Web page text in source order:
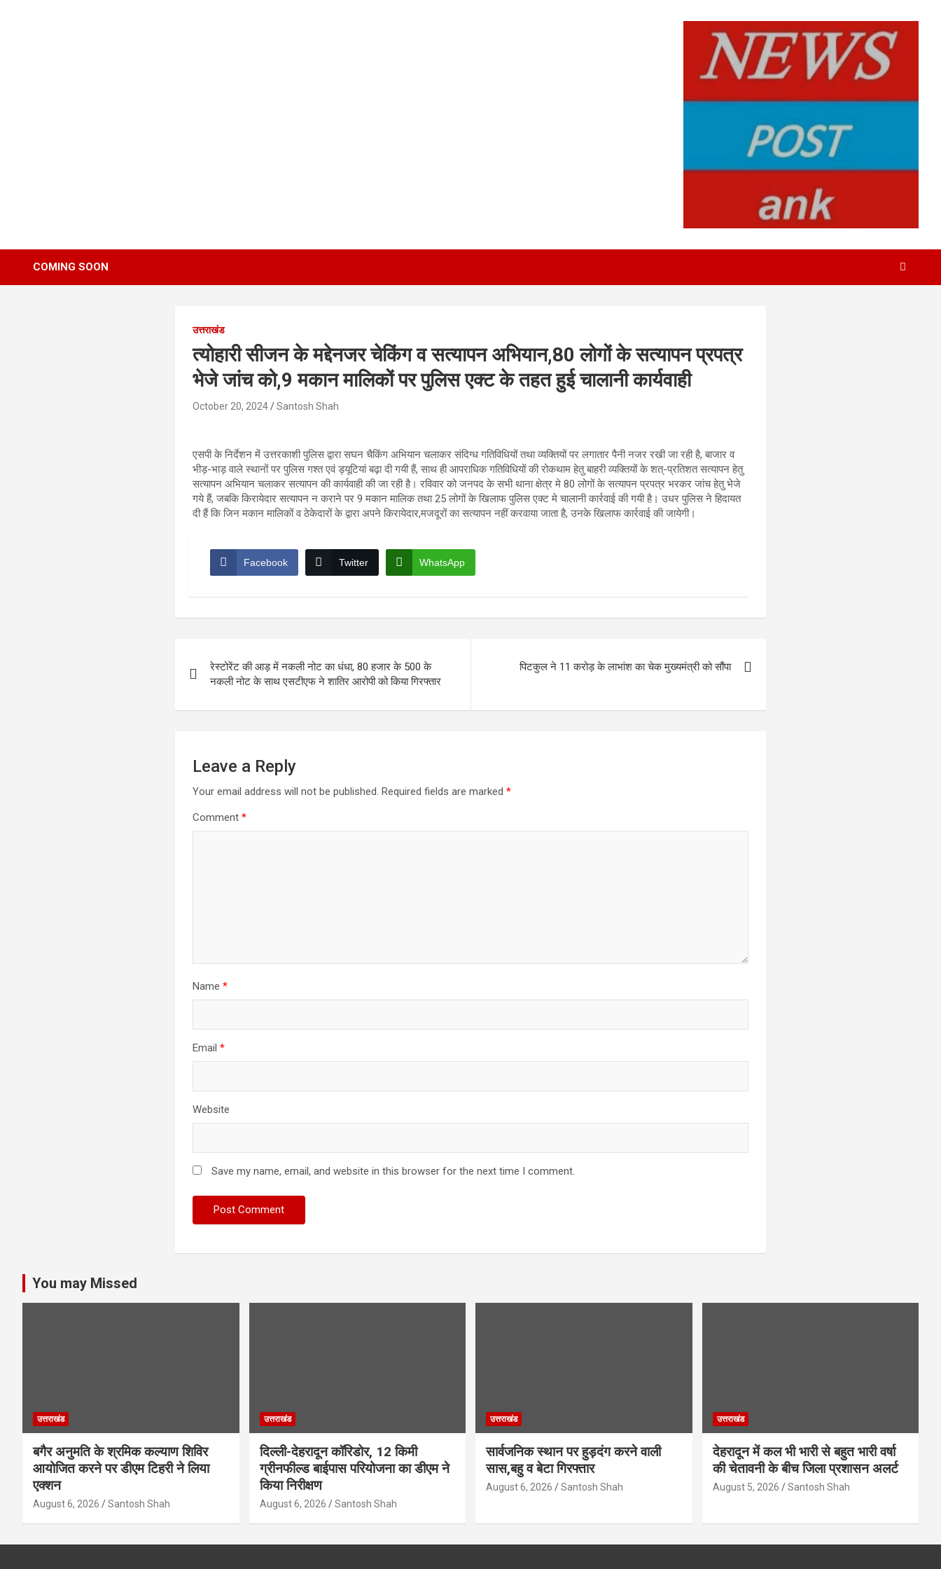
COMING SOON
उत्तराखंड
त्योहारी सीजन के मद्देनजर चेकिंग व सत्यापन अभियान,80 लोगों के सत्यापन प्रपत्र
भेजे जांच को,9 मकान मालिकों पर पुलिस एक्ट के तहत हुई चालानी कार्यवाही
October 20, 2024 Santosh Shah
एसपी के निर्देशन में उत्तरकाशी पुलिस द्वारा सघन चैकिंग अभियान चलाकर संदिग्ध गतिविधियों तथा व्यक्तियों पर लगातार पैनी नजर रखी जा रही है, बाजार व
भीड़-भाड़ वाले स्थानों पर पुलिस गश्त एवं ड्यूटियां बढ़ा दी गयी हैं, साथ ही आपराधिक गतिविधियों की रोकथाम हेतु बाहरी व्यक्तियों के शत्-प्रतिशत सत्यापन हेतु
सत्यापन अभियान चलाकर सत्यापन की कार्यवाही की जा रही है। रविवार को जनपद के सभी थाना क्षेत्र मे 80 लोगों के सत्यापन प्रपत्र भरकर जांच हेतु भेजे
गये हैं, जबकि किरायेदार सत्यापन न कराने पर 9 मकान मालिक तथा 25 लोगों के खिलाफ पुलिस एक्ट मे चालानी कार्रवाई की गयी है। उधर पुलिस ने हिदायत
दी हैं कि जिन मकान मालिकों व ठेकेदारों के द्वारा अपने किरायेदार,मजदूरों का सत्यापन नहीं करवाया जाता है, उनके खिलाफ कार्रवाई की जायेगी।
Facebook Twitter WhatsApp
navigation
रेस्टोरेंट की आड़ में नकली नोट का धंधा, 80 हजार के 500 के
नकली नोट के साथ एसटीएफ ने शातिर आरोपी को किया गिरफ्तार
पिटकुल ने 11 करोड़ के लाभांश का चेक मुख्यमंत्री को सौंपा
Leave a Reply
Your email address will not be published. Required fields are marked*
Comment*
Name*
Email*
Website
Save my name, email, and website in this browser for the next time I comment.
You may Missed
उत्तराखंड
बगैर अनुमति के श्रमिक कल्याण शिविर
आयोजित करने पर डीएम टिहरी ने लिया
एक्शन
August 6, 2026 Santosh Shah
उत्तराखंड
दिल्ली-देहरादून कॉरिडोर, 12 किमी
ग्रीनफील्ड बाईपास परियोजना का डीएम ने
किया निरीक्षण
August 6, 2026 Santosh Shah
उत्तराखंड
सार्वजनिक स्थान पर हुड़दंग करने वाली
सास,बहु व बेटा गिरफ्तार
August 6, 2026 Santosh Shah
उत्तराखंड
देहरादून में कल भी भारी से बहुत भारी वर्षा
की चेतावनी के बीच जिला प्रशासन अलर्ट
August 5, 2026 Santosh Shah